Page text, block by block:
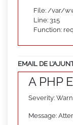
File: /var/
Line: 315
Function:
EMAIL DE
A PHP
Severity:
Message: